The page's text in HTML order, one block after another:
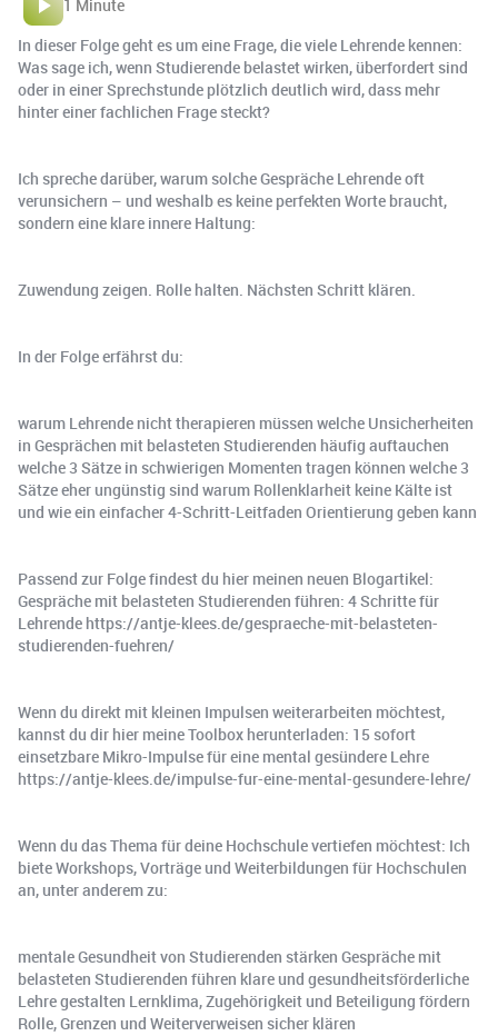
1 Minute
In dieser Folge geht es um eine Frage, die viele Lehrende kennen:
Was sage ich, wenn Studierende belastet wirken, überfordert sind
oder in einer Sprechstunde plötzlich deutlich wird, dass mehr
hinter einer fachlichen Frage steckt?
Ich spreche darüber, warum solche Gespräche Lehrende oft
verunsichern – und weshalb es keine perfekten Worte braucht,
sondern eine klare innere Haltung:
Zuwendung zeigen. Rolle halten. Nächsten Schritt klären.
In der Folge erfährst du:
warum Lehrende nicht therapieren müssen welche Unsicherheiten
in Gesprächen mit belasteten Studierenden häufig auftauchen
welche 3 Sätze in schwierigen Momenten tragen können welche 3
Sätze eher ungünstig sind warum Rollenklarheit keine Kälte ist
und wie ein einfacher 4-Schritt-Leitfaden Orientierung geben kann
Passend zur Folge findest du hier meinen neuen Blogartikel:
Gespräche mit belasteten Studierenden führen: 4 Schritte für
Lehrende https://antje-klees.de/gespraeche-mit-belasteten-
studierenden-fuehren/
Wenn du direkt mit kleinen Impulsen weiterarbeiten möchtest,
kannst du dir hier meine Toolbox herunterladen: 15 sofort
einsetzbare Mikro-Impulse für eine mental gesündere Lehre
https://antje-klees.de/impulse-fur-eine-mental-gesundere-lehre/
Wenn du das Thema für deine Hochschule vertiefen möchtest: Ich
biete Workshops, Vorträge und Weiterbildungen für Hochschulen
an, unter anderem zu:
mentale Gesundheit von Studierenden stärken Gespräche mit
belasteten Studierenden führen klare und gesundheitsförderliche
Lehre gestalten Lernklima, Zugehörigkeit und Beteiligung fördern
Rolle, Grenzen und Weiterverweisen sicher klären